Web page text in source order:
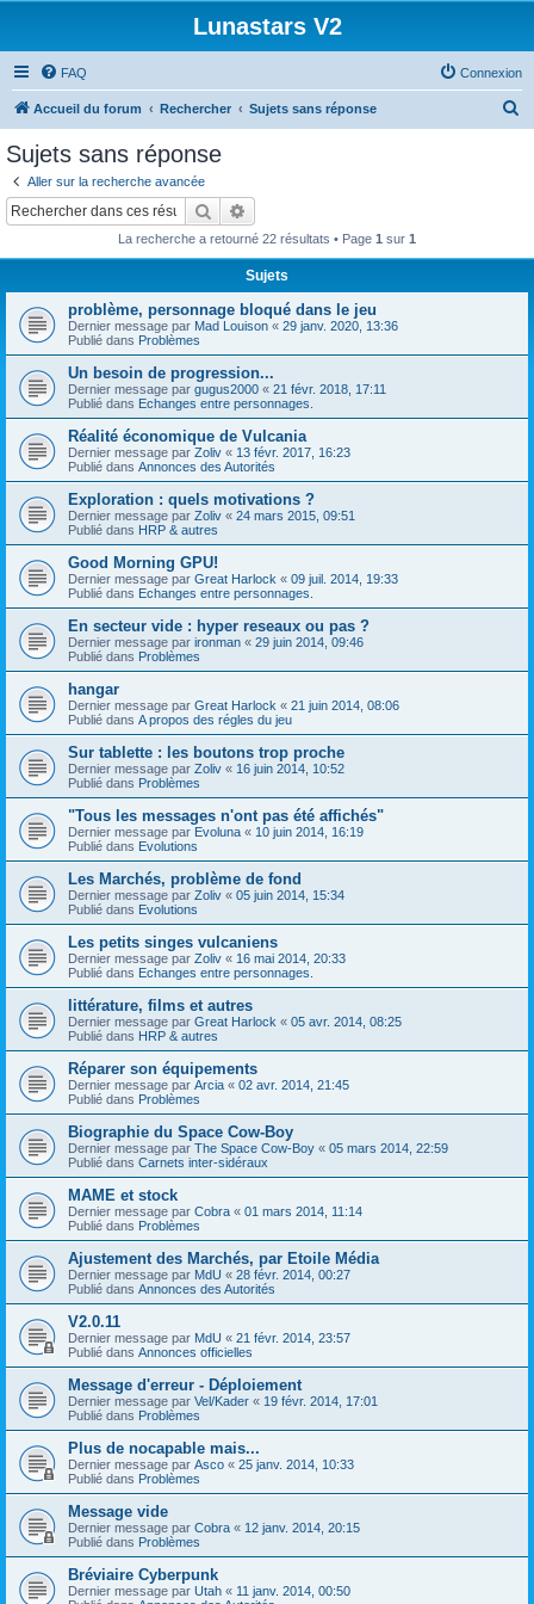
Lunastars V2
FAQ Connexion
Accueil du forum Rechercher Sujets sans réponse
Sujets sans réponse
Aller sur la recherche avancée
Rechercher
La recherche a retourné 22 résultats • Page 1 sur 1
Sujets
problème, personnage bloqué dans le jeu
Dernier message par Mad Louison « 29 janv. 2020, 13:36
Publié dans Problèmes
Un besoin de progression...
Dernier message par gugus2000 « 21 févr. 2018, 17:11
Publié dans Echanges entre personnages.
Réalité économique de Vulcania
Dernier message par Zoliv « 13 févr. 2017, 16:23
Publié dans Annonces des Autorités
Exploration : quels motivations ?
Dernier message par Zoliv « 24 mars 2015, 09:51
Publié dans HRP & autres
Good Morning GPU!
Dernier message par Great Harlock « 09 juil. 2014, 19:33
Publié dans Echanges entre personnages.
En secteur vide : hyper reseaux ou pas ?
Dernier message par ironman « 29 juin 2014, 09:46
Publié dans Problèmes
hangar
Dernier message par Great Harlock « 21 juin 2014, 08:06
Publié dans A propos des régles du jeu
Sur tablette : les boutons trop proche
Dernier message par Zoliv « 16 juin 2014, 10:52
Publié dans Problèmes
"Tous les messages n'ont pas été affichés"
Dernier message par Evoluna « 10 juin 2014, 16:19
Publié dans Evolutions
Les Marchés, problème de fond
Dernier message par Zoliv « 05 juin 2014, 15:34
Publié dans Evolutions
Les petits singes vulcaniens
Dernier message par Zoliv « 16 mai 2014, 20:33
Publié dans Echanges entre personnages.
littérature, films et autres
Dernier message par Great Harlock « 05 avr. 2014, 08:25
Publié dans HRP & autres
Réparer son équipements
Dernier message par Arcia « 02 avr. 2014, 21:45
Publié dans Problèmes
Biographie du Space Cow-Boy
Dernier message par The Space Cow-Boy « 05 mars 2014, 22:59
Publié dans Carnets inter-sidéraux
MAME et stock
Dernier message par Cobra « 01 mars 2014, 11:14
Publié dans Problèmes
Ajustement des Marchés, par Etoile Média
Dernier message par MdU « 28 févr. 2014, 00:27
Publié dans Annonces des Autorités
V2.0.11
Dernier message par MdU « 21 févr. 2014, 23:57
Publié dans Annonces officielles
Message d'erreur - Déploiement
Dernier message par Vel/Kader « 19 févr. 2014, 17:01
Publié dans Problèmes
Plus de nocapable mais...
Dernier message par Asco « 25 janv. 2014, 10:33
Publié dans Problèmes
Message vide
Dernier message par Cobra « 12 janv. 2014, 20:15
Publié dans Problèmes
Bréviaire Cyberpunk
Dernier message par Utah « 11 janv. 2014, 00:50